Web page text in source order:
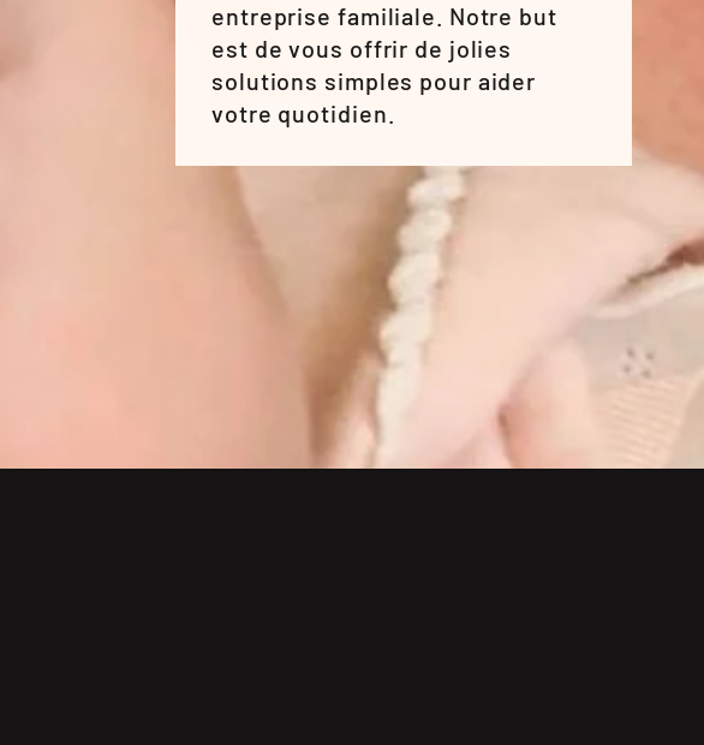
entreprise familiale. Notre but
est de vous offrir de jolies
solutions simples pour aider
votre quotidien.